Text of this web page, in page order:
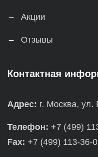
Акции
Отзывы
Контактная
Адрес: г. Москва, ул.
Телефон: +7 (499)
Fax: +7 (499) 113-36-